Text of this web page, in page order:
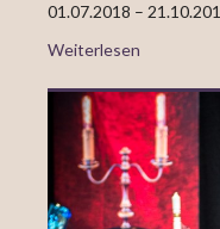
01.07.2018 –
Weiterlesen